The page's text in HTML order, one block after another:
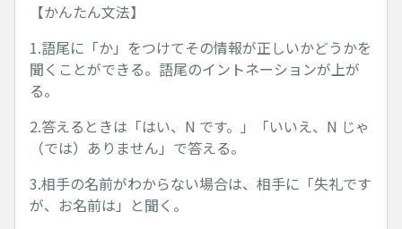
【かんたん文法】
1.語尾に「か」をつけてその情報が正しいかどうかを
聞くことができる。語尾のイントネーションが上が
る。
2.答えるときは「はい、N です。」「いいえ、N じゃ
（では）ありません」で答える。
3.相手の名前がわからない場合は、相手に「失礼です
が、お名前は」と聞く。